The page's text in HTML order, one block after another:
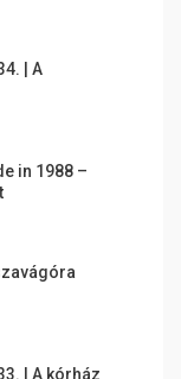
| A
in 1988 –
| A kórház